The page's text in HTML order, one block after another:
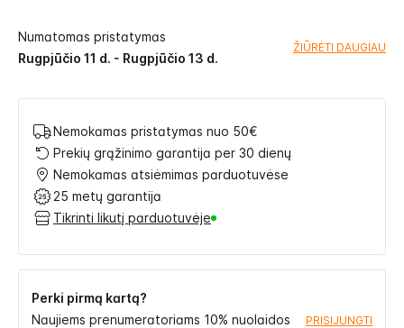
Numatomas pristatymas
Rugpjūčio 11 d. - Rugpjūčio 13 d.
ŽIŪRĖTI DAUGIAU
Nemokamas pristatymas nuo 50€
Prekių grąžinimo garantija per 30 dienų
Nemokamas atsiėmimas parduotuvėse
25 metų garantija
Tikrinti likutį parduotuvėje
Perki pirmą kartą?
Naujiems prenumeratoriams 10% nuolaidos
PRISIJUNGTI